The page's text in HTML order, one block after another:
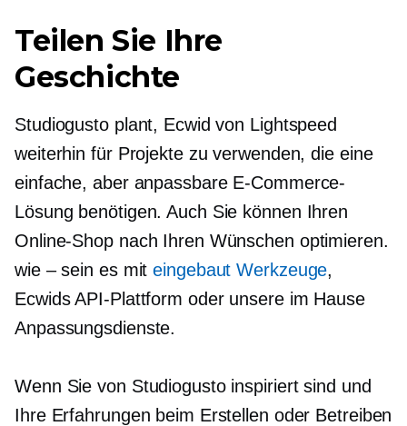
Teilen Sie Ihre
Geschichte
Studiogusto plant, Ecwid von Lightspeed
weiterhin für Projekte zu verwenden, die eine
einfache, aber anpassbare E-Commerce-
Lösung benötigen. Auch Sie können Ihren
Online-Shop nach Ihren Wünschen optimieren.
wie – sein es miteingebaut Werkzeuge,
Ecwids API-Plattform oder unsere im Hause
Anpassungsdienste.
Wenn Sie von Studiogusto inspiriert sind und
Ihre Erfahrungen beim Erstellen oder Betreiben